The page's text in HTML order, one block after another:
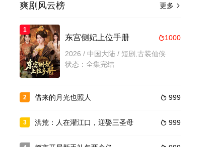
更多 
爽剧风云榜
1
1000
东宫侧妃上位手册
2026 / 中国大陆 / 短剧,古装仙侠
状态：全集完结
2  999
借来的月光也照人
3  999
洪荒：人在灌江口，迎娶三圣母